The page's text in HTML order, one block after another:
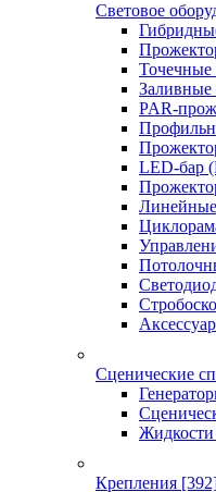
Световое
Точечные
Заливные
PAR-
LED-бар
Сценические
Жидкости
Крепления